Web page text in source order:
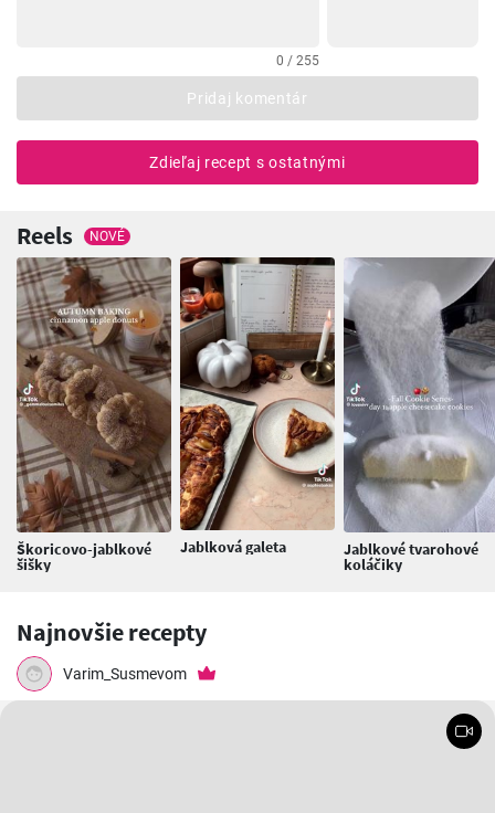
0 / 255
Pridaj komentár
Zdieľaj recept s ostatnými
Reels NOVÉ
Škoricovo-jablkové
šišky
Jablková galeta Jablkové tvarohové
koláčiky
Najnovšie recepty
Varim_Susmevom